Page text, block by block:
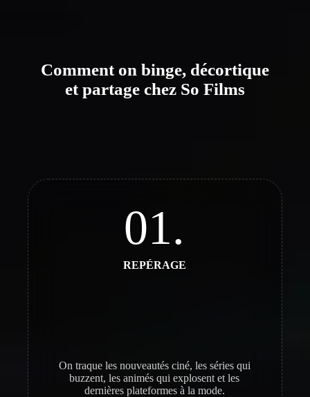
Comment on binge, décortique
et partage chez So Films
01.
REPÉRAGE
On traque les nouveautés ciné, les séries qui
buzzent, les animés qui explosent et les
dernières plateformes à la mode.